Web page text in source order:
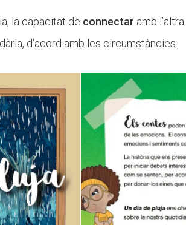
la capacitat de connectar amb
d’acord amb les circumstàncies.